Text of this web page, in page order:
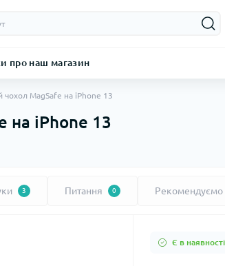
про наш магазин
MagSafe на iPhone 13
на iPhone 13
3 Питання 0 Рекомендуємо
Є в наявності